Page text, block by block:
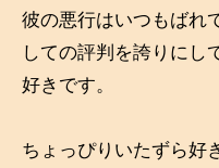
彼の悪行はいつもばれ
しての評判を誇りにし
好きです。
ちょっぴりいたずら好